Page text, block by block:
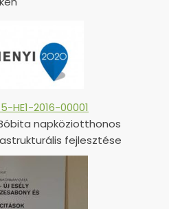
HE1-2016-00001
napköziotthonos
fejlesztése